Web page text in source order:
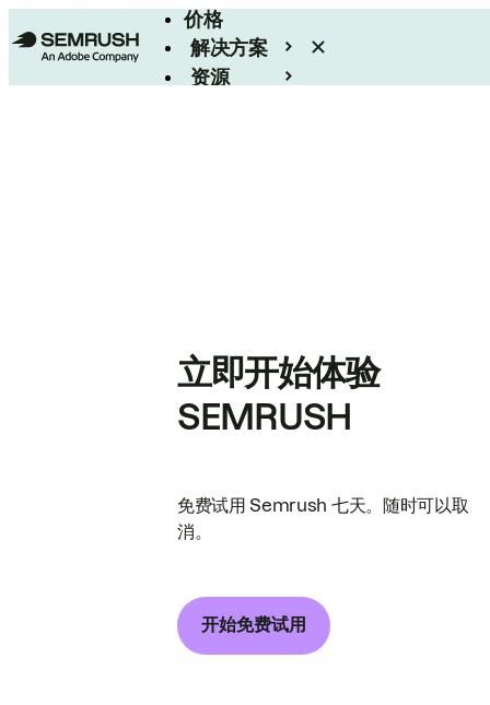
价格
解决方案
资源
立即开始体验
SEMRUSH
免费试用 Semrush 七天。随时可以取
消。
开始免费试用